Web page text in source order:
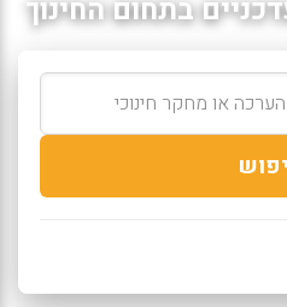
בתחום החינוך